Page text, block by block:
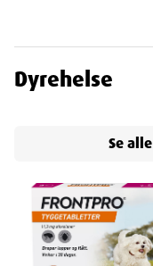
Dyrehelse
Se alle